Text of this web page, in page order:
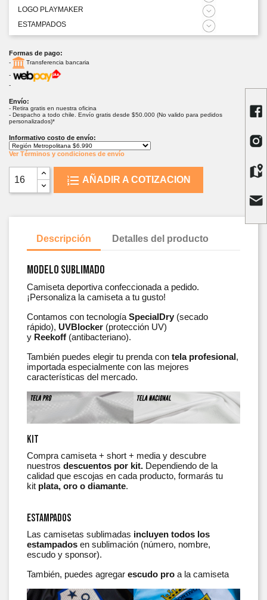
LOGO PLAYMAKER
ESTAMPADOS
Formas de pago:
-
Transferencia bancaria
-
-
Envío:
- Retira gratis en nuestra oficina
- Despacho a todo chile. Envío gratis desde $50.000 (No valido para pedidos
personalizados)*
Informativo costo de envío:
Ver Términos y condiciones de envío
AÑADIR A COTIZACION
Descripción Detalles del producto
Modelo Sublimado
Camiseta deportiva confeccionada a pedido.
¡Personaliza la camiseta a tu gusto!
Contamos con tecnología SpecialDry (secado
rápido), UVBlocker (protección UV)
y Reekoff (antibacteriano).
También puedes elegir tu prenda con tela profesional,
importada especialmente con las mejores
características del mercado.
Kit
Compra camiseta + short + media y descubre
nuestros descuentos por kit. Dependiendo de la
calidad que escojas en cada producto, formarás tu
kit plata, oro o diamante.
Estampados
Las camisetas sublimadas incluyen todos los
estampados en sublimación (número, nombre,
escudo y sponsor).
También, puedes agregar escudo pro a la camiseta